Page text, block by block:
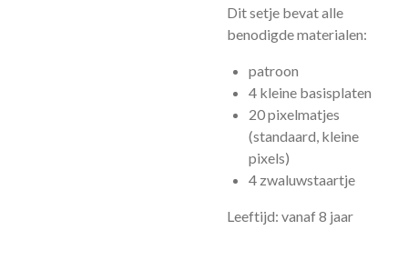
Dit setje bevat alle
benodigde materialen:
patroon
4 kleine basisplaten
20 pixelmatjes
(standaard, kleine
pixels)
4 zwaluwstaartje
Leeftijd: vanaf 8 jaar